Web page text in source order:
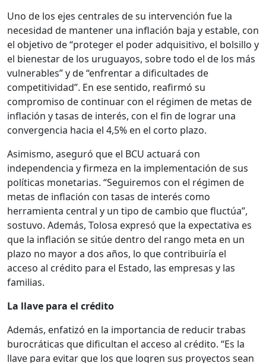
Uno de los ejes centrales de su intervención fue la
necesidad de mantener una inflación baja y estable, con
el objetivo de “proteger el poder adquisitivo, el bolsillo y
el bienestar de los uruguayos, sobre todo el de los más
vulnerables” y de “enfrentar a dificultades de
competitividad”. En ese sentido, reafirmó su
compromiso de continuar con el régimen de metas de
inflación y tasas de interés, con el fin de lograr una
convergencia hacia el 4,5% en el corto plazo.
Asimismo, aseguró que el BCU actuará con
independencia y firmeza en la implementación de sus
políticas monetarias. “Seguiremos con el régimen de
metas de inflación con tasas de interés como
herramienta central y un tipo de cambio que fluctúa”,
sostuvo. Además, Tolosa expresó que la expectativa es
que la inflación se sitúe dentro del rango meta en un
plazo no mayor a dos años, lo que contribuiría el
acceso al crédito para el Estado, las empresas y las
familias.
La llave para el crédito
Además, enfatizó en la importancia de reducir trabas
burocráticas que dificultan el acceso al crédito. “Es la
llave para evitar que los que logren sus proyectos sean